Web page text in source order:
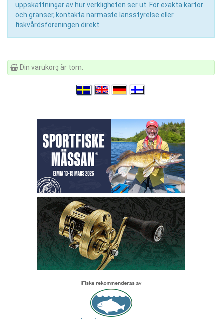
uppskattningar av hur verkligheten ser ut. För exakta kartor
och gränser, kontakta närmaste länsstyrelse eller
fiskvårdsföreningen direkt.
Din varukorg är tom.